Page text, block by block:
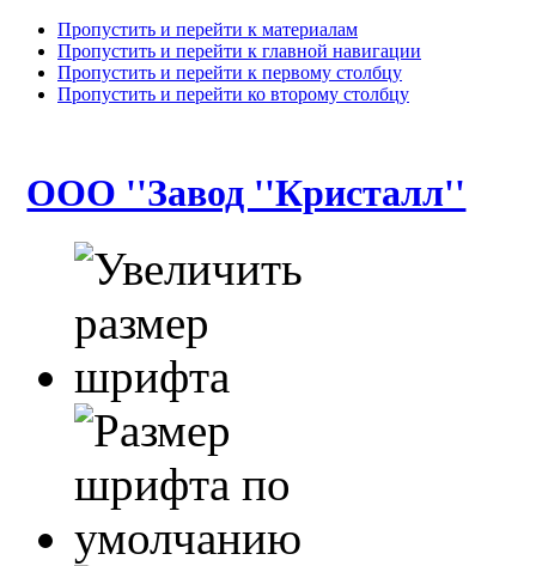
Пропустить и перейти к материалам
Пропустить и перейти к главной навигации
Пропустить и перейти к первому столбцу
Пропустить и перейти ко второму столбцу
ООО ''Завод ''Кристалл''